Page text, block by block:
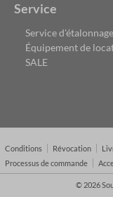
Service
Service d'étalonnage
Équipement de
SALE
Conditions Révocation
Processus de commande
© 2026